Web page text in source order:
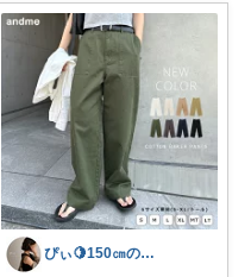
ぴぃ🍋150㎝の心地いい暮らし🧺ˊ˗